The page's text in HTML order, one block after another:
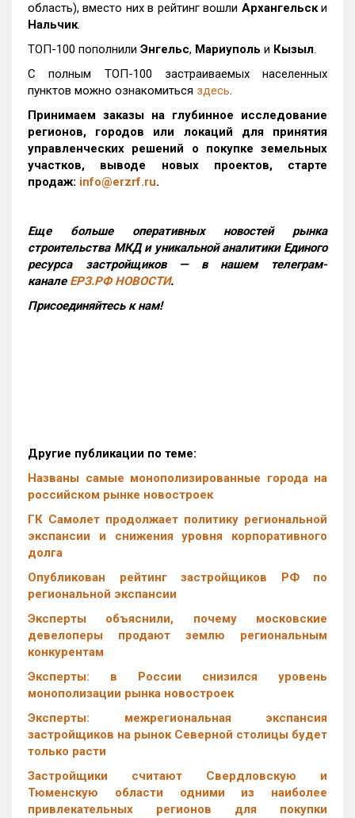
область), вместо них в рейтинг вошли Архангельски
Нальчик.
ТОП-100 пополнили Энгельс, Мариуполь и Кызыл.
С полным ТОП-100 застраиваемых населенных
пунктов можно ознакомиться здесь.
Принимаем заказы на глубинное исследование
регионов, городов или локаций для принятия
управленческих решений о покупке земельных
участков, выводе новых проектов, старте
продаж: info@erzrf.ru.
Еще больше оперативных новостей рынка
строительства МКД и уникальной аналитики Единого
ресурса застройщиков — в нашем телеграм-
канале ЕРЗ.РФ НОВОСТИ.
Присоединяйтесь к нам!
Другие публикации по теме:
Названы самые монополизированные города на
российском рынке новостроек
ГК Самолет продолжает политику региональной
экспансии и снижения уровня корпоративного
долга
Опубликован рейтинг застройщиков РФ по
региональной экспансии
Эксперты объяснили, почему московские
девелоперы продают землю региональным
конкурентам
Эксперты: в России снизился уровень
монополизации рынка новостроек
Эксперты: межрегиональная экспансия
застройщиков на рынок Северной столицы будет
только расти
Застройщики считают Свердловскую и
Тюменскую области одними из наиболее
привлекательных регионов для покупки